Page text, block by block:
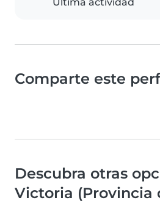
Última actividad
Comparte este
Descubra otras
Victoria (Provincia